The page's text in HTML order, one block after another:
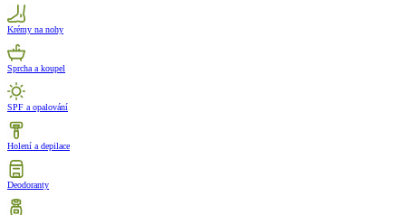
Krémy na nohy
Sprcha a koupel
SPF a opalování
Holení a depilace
Deodoranty